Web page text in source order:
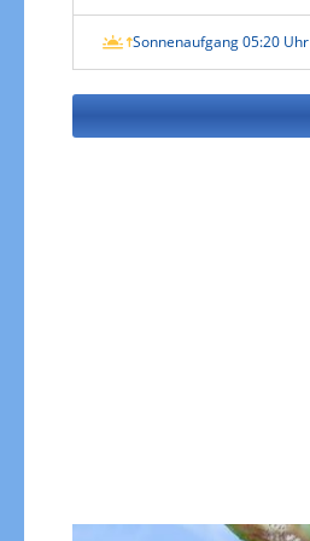
Sonnenaufgang 05:20 Uhr